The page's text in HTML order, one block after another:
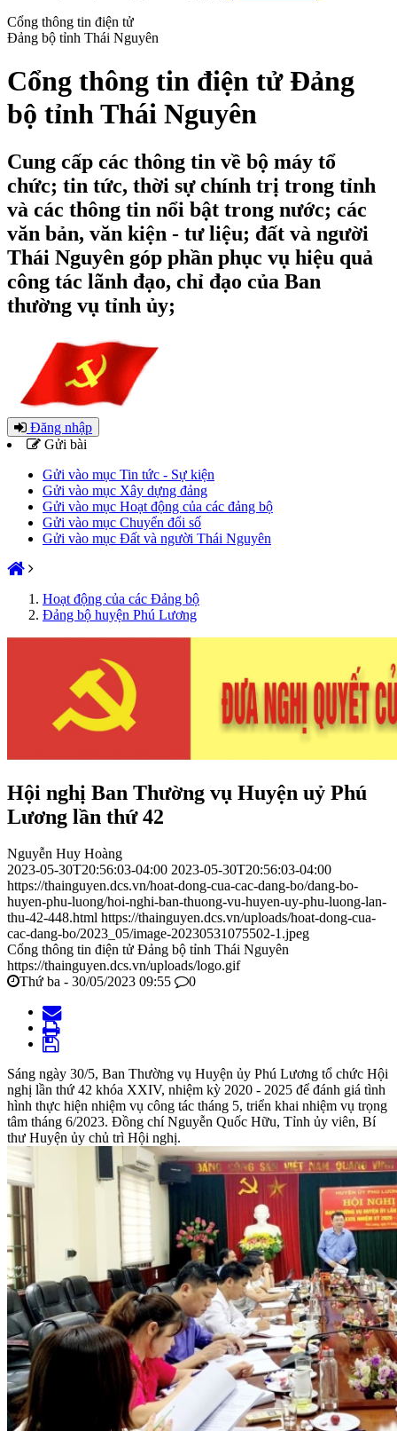
Cổng thông tin điện tử
Đảng bộ tỉnh Thái Nguyên
Cổng thông tin điện tử Đảng
bộ tỉnh Thái Nguyên
Cung cấp các thông tin về bộ máy tổ
chức; tin tức, thời sự chính trị trong tỉnh
và các thông tin nổi bật trong nước; các
văn bản, văn kiện - tư liệu; đất và người
Thái Nguyên góp phần phục vụ hiệu quả
công tác lãnh đạo, chỉ đạo của Ban
thường vụ tỉnh ủy;
Đăng nhập
Gửi bài
Gửi vào mục Tin tức - Sự kiện
Gửi vào mục Xây dựng đảng
Gửi vào mục Hoạt động của các đảng bộ
Gửi vào mục Chuyển đổi số
Gửi vào mục Đất và người Thái Nguyên
Hoạt động của các Đảng bộ
Đảng bộ huyện Phú Lương
Hội nghị Ban Thường vụ Huyện uỷ Phú
Lương lần thứ 42
Nguyễn Huy Hoàng
2023-05-30T20:56:03-04:00 2023-05-30T20:56:03-04:00
https://thainguyen.dcs.vn/hoat-dong-cua-cac-dang-bo/dang-bo-
huyen-phu-luong/hoi-nghi-ban-thuong-vu-huyen-uy-phu-luong-lan-
thu-42-448.html https://thainguyen.dcs.vn/uploads/hoat-dong-cua-
cac-dang-bo/2023_05/image-20230531075502-1.jpeg
Cổng thông tin điện tử Đảng bộ tỉnh Thái Nguyên
https://thainguyen.dcs.vn/uploads/logo.gif
Thứ ba - 30/05/2023 09:55
0
Sáng ngày 30/5, Ban Thường vụ Huyện ủy Phú Lương tổ chức Hội
nghị lần thứ 42 khóa XXIV, nhiệm kỳ 2020 - 2025 để đánh giá tình
hình thực hiện nhiệm vụ công tác tháng 5, triển khai nhiệm vụ trọng
tâm tháng 6/2023. Đồng chí Nguyễn Quốc Hữu, Tỉnh ủy viên, Bí
thư Huyện ủy chủ trì Hội nghị.